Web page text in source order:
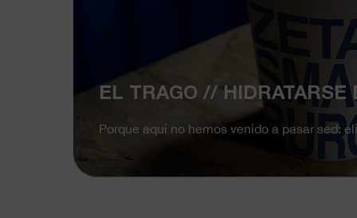
EL TRAGO // HIDRATARSE
Porque aquí no hemos venido a pasar sed: